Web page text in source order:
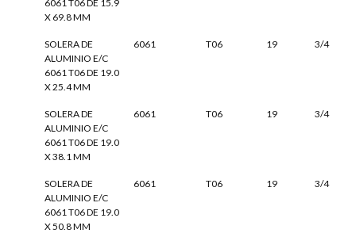
6061 T06 DE 15.9
X 69.8 MM
SOLERA DE
ALUMINIO E/C
6061 T06 DE 19.0
X 25.4 MM
6061 T06 19 3/4
SOLERA DE
ALUMINIO E/C
6061 T06 DE 19.0
X 38.1 MM
6061 T06 19 3/4
SOLERA DE
ALUMINIO E/C
6061 T06 DE 19.0
X 50.8 MM
6061 T06 19 3/4